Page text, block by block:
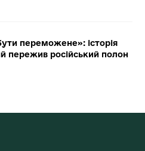
переможене»: історія
пережив російський полон